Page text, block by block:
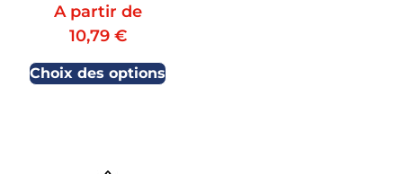
A partir de
10,79 €
Choix des options